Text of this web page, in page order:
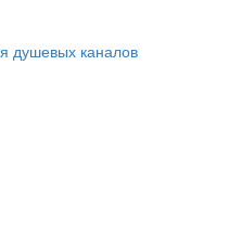
душевых каналов